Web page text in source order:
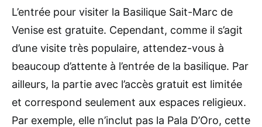
L’entrée pour visiter la Basilique Sait-Marc de
Venise est gratuite. Cependant, comme il s’agit
d’une visite très populaire, attendez-vous à
beaucoup d’attente à l’entrée de la basilique. Par
ailleurs, la partie avec l’accès gratuit est limitée
et correspond seulement aux espaces religieux.
Par exemple, elle n’inclut pas la Pala D’Oro, cette